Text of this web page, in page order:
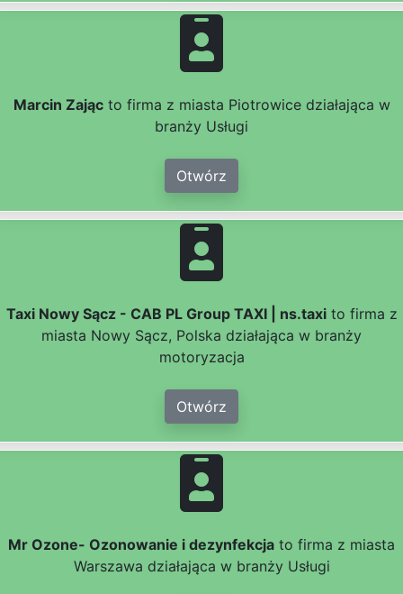
Marcin Zającto firma z miasta Piotrowice działająca w
branży Usługi
Otwórz
Taxi Nowy Sącz - CAB PL Group TAXI | ns.taxito firma z
miasta Nowy Sącz, Polska działająca w branży
motoryzacja
Otwórz
Mr Ozone- Ozonowanie i dezynfekcja to firma z miasta
Warszawa działająca w branży Usługi